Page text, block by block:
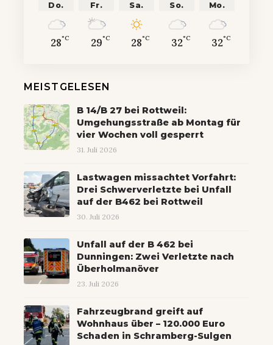
Do.
28°C
Fr.
29°C
Sa.
28°C
So.
32°C
Mo.
32°C
MEISTGELESEN
B 14/B 27 bei Rottweil:
Umgehungsstraße ab Montag für
vier Wochen voll gesperrt
31. Juli 2026
Lastwagen missachtet Vorfahrt:
Drei Schwerverletzte bei Unfall
auf der B462 bei Rottweil
30. Juli 2026
Unfall auf der B 462 bei
Dunningen: Zwei Verletzte nach
Überholmanöver
23. Juli 2026
Fahrzeugbrand greift auf
Wohnhaus über – 120.000 Euro
Schaden in Schramberg-Sulgen